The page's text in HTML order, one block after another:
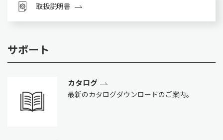
取扱説明書
サポート
カタログ
最新のカタログダウンロードのご案内。